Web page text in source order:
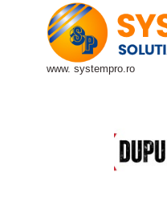
www. systempro.ro